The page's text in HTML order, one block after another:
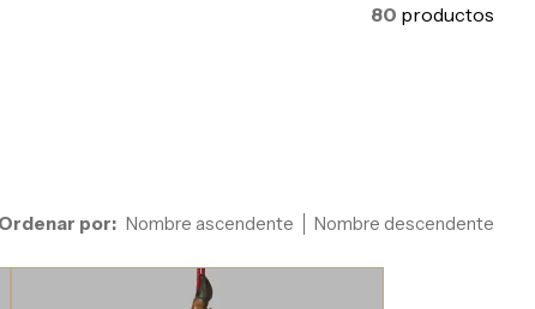
80 productos
Ordenar por: Nombre ascendente Nombre descendente